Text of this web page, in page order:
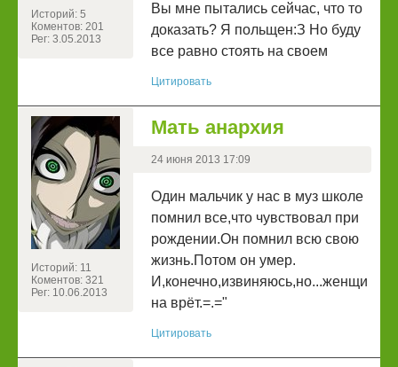
Историй: 5
Коментов: 201
Рег: 3.05.2013
Вы мне пытались сейчас, что то
доказать? Я польщен:З Но буду
все равно стоять на своем
Цитировать
Историй: 11
Коментов: 321
Рег: 10.06.2013
Мать анархия
24 июня 2013 17:09
Один мальчик у нас в муз школе
помнил все,что чувствовал при
рождении.Он помнил всю свою
жизнь.Потом он умер.
И,конечно,извиняюсь,но...женщи
на врёт.=.="
Цитировать